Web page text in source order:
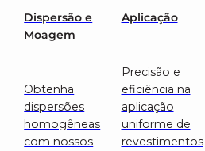
Dispersão e
Moagem
Obtenha
dispersões
homogêneas
com nossos
Aplicação
Precisão e
eficiência na
aplicação
uniforme de
revestimentos